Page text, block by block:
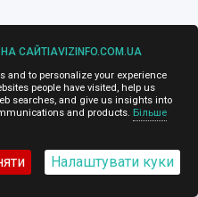
САЙТІAVIZINFO.COM.UA
and to personalize your experience
people have visited, help us
searches, and give us insights into
and products. Більше
Налаштувати куки